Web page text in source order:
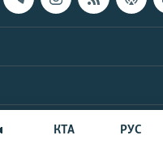
КТА РУС
Крим.Реалії, 2026 | Усі права